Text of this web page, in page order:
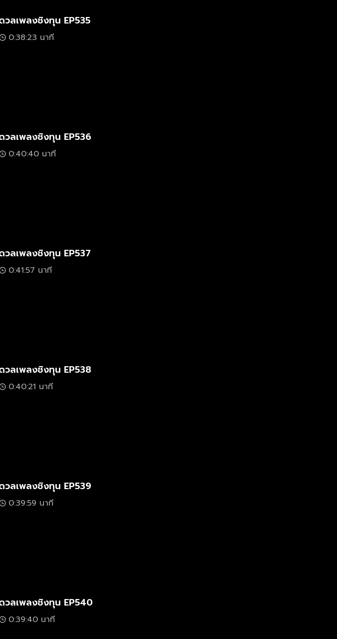
วลเพลงชิงทุน EP535
0:38:23 นาที
วลเพลงชิงทุน EP536
0:40:40 นาที
วลเพลงชิงทุน EP537
0:41:57 นาที
วลเพลงชิงทุน EP538
0:40:21 นาที
วลเพลงชิงทุน EP539
0:39:59 นาที
วลเพลงชิงทุน EP540
0:39:40 นาที